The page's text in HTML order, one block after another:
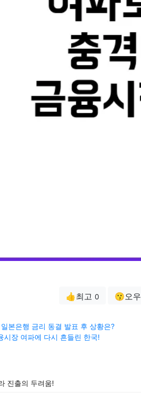
👍최고 0 😗오우
본은행 금리 동결 발표 후 상황은?
시장 여파에 다시 흔들린 한국!
진출의 두려움!